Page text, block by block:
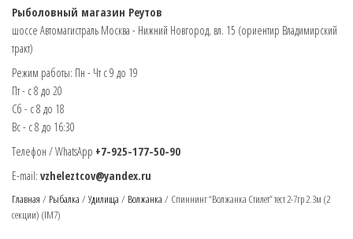
Рыболовный магазин Реутов
шоссе Автомагистраль Москва - Нижний Новгород, вл. 15 (ориентир Владимирский
тракт)
Режим работы: Пн - Чт с 9 до 19
Пт - с 8 до 20
Сб - с 8 до 18
Вс - с 8 до 16:30
Телефон / WhatsApp +7-925-177-50-90
E-mail: vzheleztcov@yandex.ru
Главная / Рыбалка / Удилища / Волжанка / Спиннинг “Волжанка Стилет” тест 2-7гр 2.3м (2
секции) (IM7)